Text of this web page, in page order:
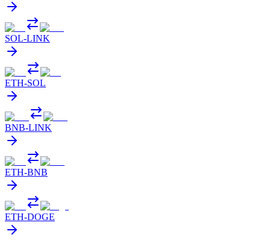
SOL-LINK
ETH-SOL
BNB-LINK
ETH-BNB
ETH-DOGE